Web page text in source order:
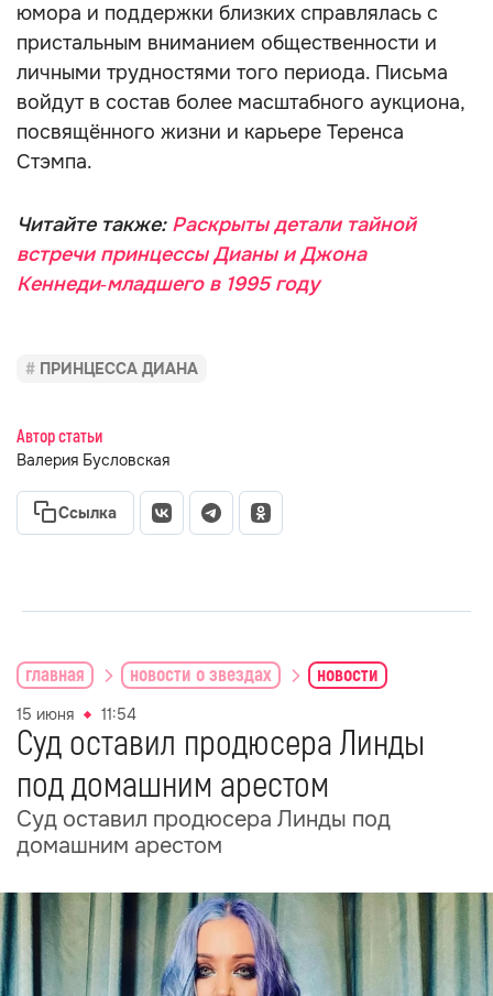
юмора и поддержки близких справлялась с
пристальным вниманием общественности и
личными трудностями того периода. Письма
войдут в состав более масштабного аукциона,
посвящённого жизни и карьере Теренса
Стэмпа.
Читайте также: Раскрыты детали тайной
встречи принцессы Дианы и Джона
Кеннеди‑младшего в 1995 году
ПРИНЦЕССА ДИАНА
Автор статьи
Валерия Бусловская
Ссылка
главная новости о звездах новости
15 июня 11:54
Суд оставил продюсера Линды
под домашним арестом
Суд оставил продюсера Линды под
домашним арестом